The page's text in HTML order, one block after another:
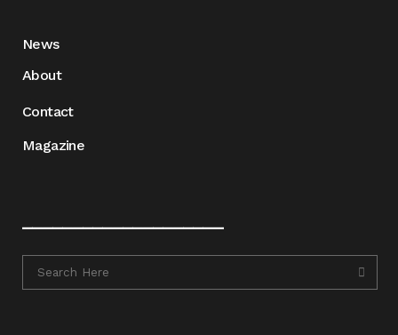
News
About
Contact
Magazine